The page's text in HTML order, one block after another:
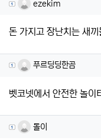
ezekim
돈 가지고 장난치는 새
푸르딩딩한곰
푸르딩딩한곰
벳코넷에서 안전한 놀이
돌이님의 댓글
돌이